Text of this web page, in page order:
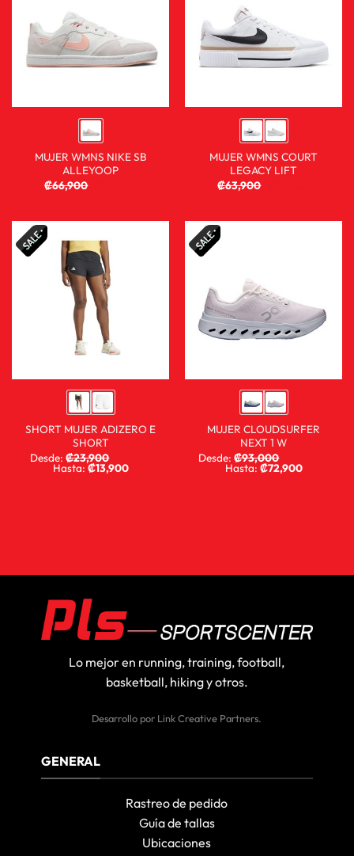
MUJER WMNS NIKE SB
ALLEYOOP
₡66,900
MUJER WMNS COURT
LEGACY LIFT
₡63,900
SHORT MUJER ADIZERO E
SHORT
Desde:₡23,900
Hasta:₡13,900
MUJER CLOUDSURFER
NEXT 1 W
Desde:₡93,000
Hasta: ₡72,900
Lo mejor en running, training, football,
basketball, hiking y otros.
Desarrollo por Link Creative Partners.
GENERAL
Rastreo de pedido
Guía de tallas
Ubicaciones